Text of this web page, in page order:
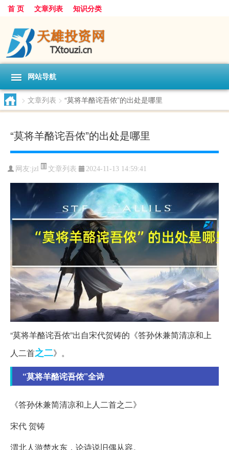
首 页 文章列表 知识分类
网站导航
> 文章列表 > “莫将羊酪诧吾侬”的出处是哪里
“莫将羊酪诧吾侬”的出处是哪里
网友:jzl 文章列表 2024-11-13 14:59:41
“莫将羊酪诧吾侬”出自宋代贺铸的《答孙休兼简清凉和上
人二首之二》。
“莫将羊酪诧吾侬”全诗
《答孙休兼简清凉和上人二首之二》
宋代 贺铸
渭北人游楚水东，论诗说旧偶从容。